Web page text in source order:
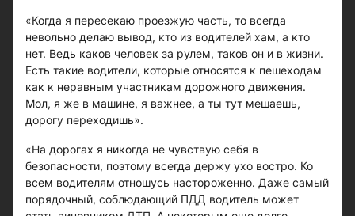
«Когда я пересекаю проезжую часть, то всегда
невольно делаю вывод, кто из водителей хам, а кто
нет. Ведь каков человек за рулем, таков он и в жизни.
Есть такие водители, которые относятся к пешеходам
как к неравным участникам дорожного движения.
Мол, я же в машине, я важнее, а ты тут мешаешь,
дорогу переходишь».
«На дорогах я никогда не чувствую себя в
безопасности, поэтому всегда держу ухо востро. Ко
всем водителям отношусь настороженно. Даже самый
порядочный, соблюдающий ПДД водитель может